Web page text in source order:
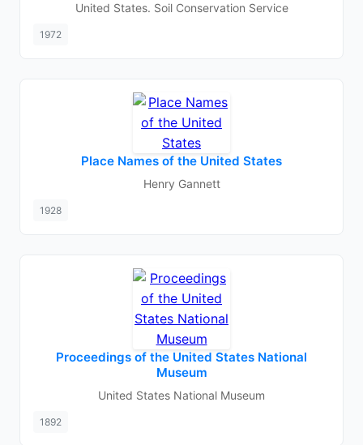
United States. Soil Conservation Service
1972
Place Names of the United States
Henry Gannett
1928
Proceedings of the United States National
Museum
United States National Museum
1892